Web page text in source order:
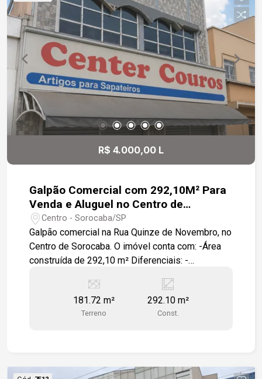
R$ 4.000,00 L
Galpão Comercial com 292,10M² Para
Venda e Aluguel no Centro de
Sorocaba/SP
Centro - Sorocaba/SP
Galpão comercial na Rua Quinze de Novembro, no
Centro de Sorocaba. O imóvel conta com: -Área
construída de 292,10 m² Diferenciais: -
forte presença de lojas, agências bancárias e
prestadores de serviços.
181.72 m²
Terreno
292.10 m²
Const.